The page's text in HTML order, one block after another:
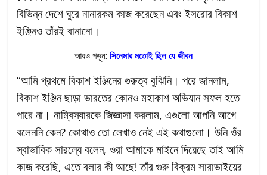
বিভিন্ন দেশে ঘুরে নানারকম কাজ করেছেন এবং ইসরোর বিকাশ
ইঞ্জিনও তাঁরই বানানো।
আরও পড়ুন: সিনেমার মতোই ছিল যে জীবন
“আমি প্রথমে বিকাশ ইঞ্জিনের গুরুত্ব বুঝিনি। পরে জানলাম,
বিকাশ ইঞ্জিন ছাড়া ভারতের কোনও মহাকাশ অভিযান সফল হতে
পারে না। নাম্বিস্যারকে জিজ্ঞাসা করলাম, এগুলো আপনি আগে
বলেননি কেন? কোথাও তো লেখাও নেই এই কথাগুলো। উনি ওঁর
স্বাভাবিক সারল্যে বলেন, ওরা আমাকে মাইনে দিয়েছে তাই আমি
কাজ করেছি, এতে বলার কী আছে! তাঁর গুরু বিক্রম সারাভাইয়ের